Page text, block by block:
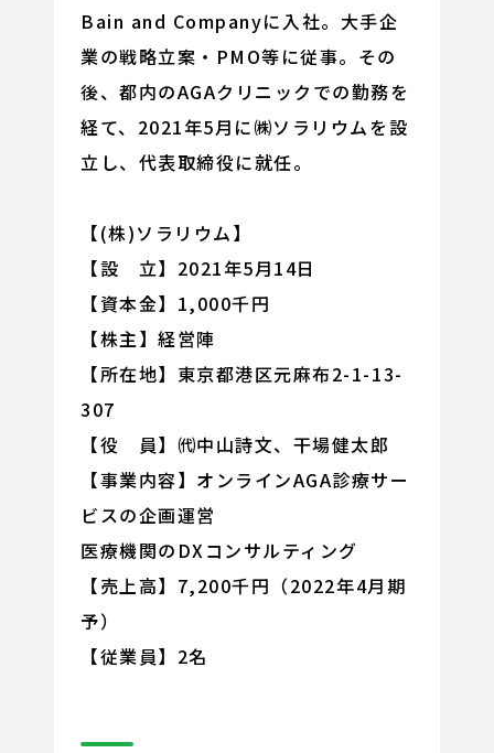
Bain and Companyに入社。大手企
業の戦略立案・PMO等に従事。その
後、都内のAGAクリニックでの勤務を
経て、2021年5月に㈱ソラリウムを設
立し、代表取締役に就任。
【(株)ソラリウム】
【設 立】2021年5月14日
【資本金】1,000千円
【株主】経営陣
【所在地】東京都港区元麻布2-1-13-
307
【役 員】㈹中山詩文、干場健太郎
【事業内容】オンラインAGA診療サー
ビスの企画運営
医療機関のDXコンサルティング
【売上高】7,200千円（2022年4月期
予）
【従業員】2名